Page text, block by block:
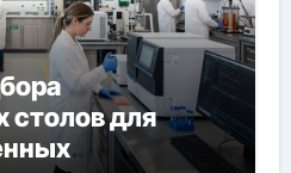
столов для